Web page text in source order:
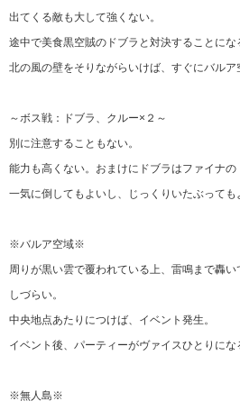
出てくる敵も大して強くない。
途中で美食黒空賊のドブラと対決することにな
北の風の壁をそりながらいけば、すぐにバルア
～ボス戦：ドブラ、クルー×２～
別に注意することもない。
能力も高くない。おまけにドブラはファイナの
一気に倒してもよいし、じっくりいたぶっても
※バルア空域※
周りが黒い雲で覆われている上、雷鳴まで轟
しづらい。
中央地点あたりにつけば、イベント発生。
イベント後、パーティーがヴァイスひとりにな
※無人島※